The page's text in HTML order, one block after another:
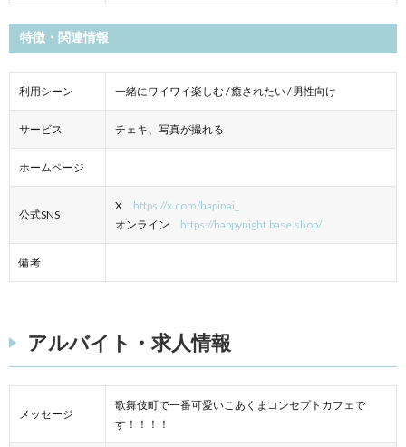
特徴・関連情報
利用シーン 一緒にワイワイ楽しむ / 癒されたい / 男性向け
サービス チェキ、写真が撮れる
ホームページ
公式SNS
X https://x.com/hapinai_
オンライン https://happynight.base.shop/
備考
アルバイト・求人情報
メッセージ
歌舞伎町で一番可愛いこあくまコンセプトカフェで
す！！！！